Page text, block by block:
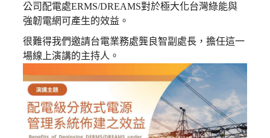
公司配電處ERMS/DREAMS對於極大化台灣綠能與
強韌電網可產生的效益。
很難得我們邀請台電業務處龔良智副處長，擔任這一
場線上演講的主持人。